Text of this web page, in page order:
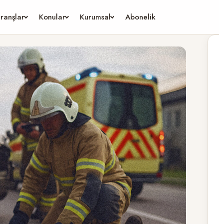
Konular Kurumsal Abonelik